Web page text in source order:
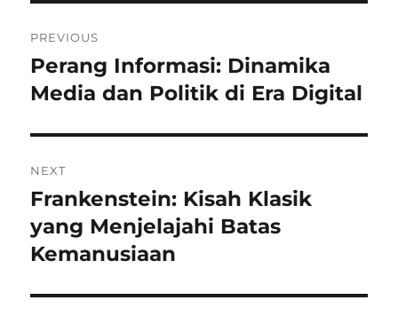
pos
PREVIOUS
Previous
post:
Perang Informasi: Dinamika
Media dan Politik di Era Digital
NEXT
Next
post:
Frankenstein: Kisah Klasik
yang Menjelajahi Batas
Kemanusiaan